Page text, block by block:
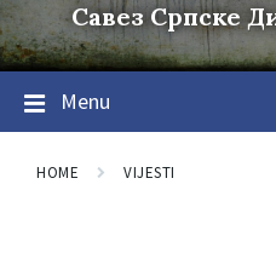
Савез Српске
Menu
HOME VIJESTI